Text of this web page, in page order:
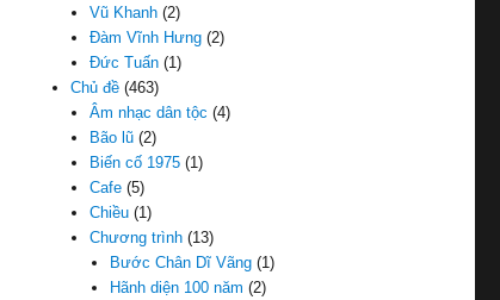
Vũ Khanh (2)
Đàm Vĩnh Hưng (2)
Đức Tuấn (1)
Chủ đề (463)
Âm nhạc dân tộc (4)
Bão lũ (2)
Biến cố 1975 (1)
Cafe (5)
Chiều (1)
Chương trình (13)
Bước Chân Dĩ Vãng(1)
Hãnh diện 100 năm (2)